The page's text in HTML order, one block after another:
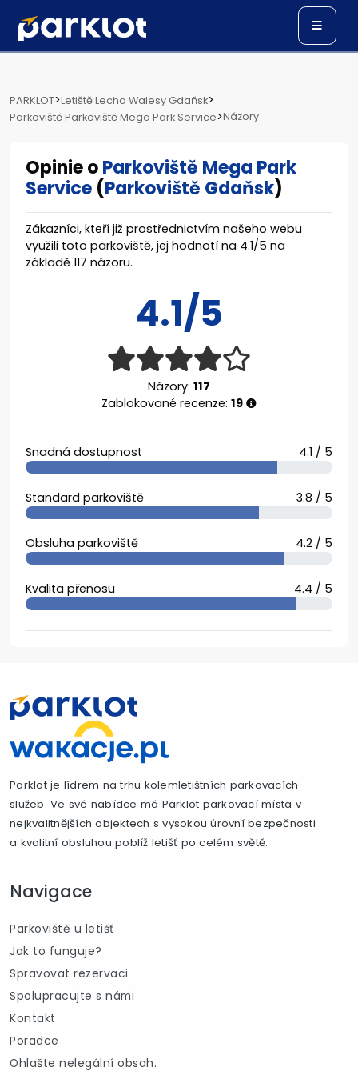
PARKLOT>Letiště Lecha Walesy Gdaňsk>
Parkoviště Parkoviště Mega Park Service>Názory
Opinie oParkoviště Mega Park
Service (Parkoviště Gdaňsk)
Zákazníci, kteří již prostřednictvím našeho webu
využili toto parkoviště, jej hodnotí na 4.1/5 na
základě 117 názoru.
4.1/5
Názory: 117
Zablokované recenze: 19
Snadná dostupnost 4.1 / 5
Standard parkoviště 3.8 / 5
Obsluha parkoviště 4.2 / 5
Kvalita přenosu 4.4 / 5
Parklot je lídrem na trhu kolemletištních parkovacích
služeb. Ve své nabídce má Parklot parkovací místa v
nejkvalitnějších objektech s vysokou úrovní bezpečnosti
a kvalitní obsluhou poblíž letišť po celém světě.
Navigace
Parkoviště u letišť
Jak to funguje?
Spravovat rezervaci
Spolupracujte s námi
Kontakt
Poradce
Ohlašte nelegální obsah.